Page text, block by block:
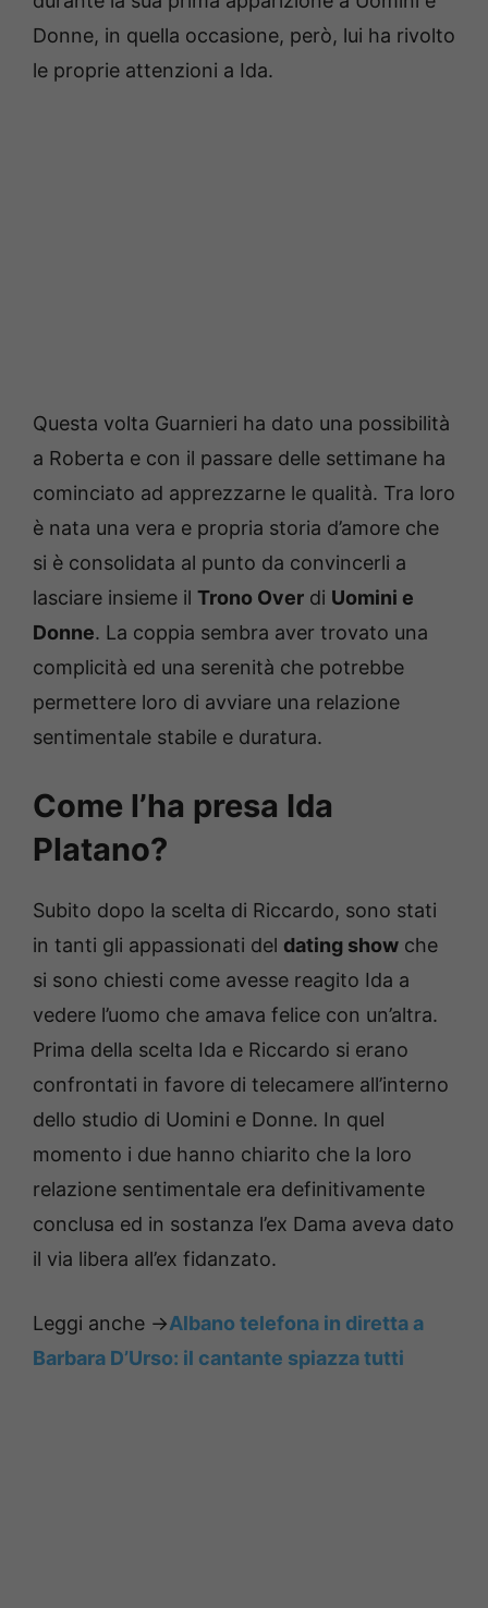
Donne, in quella occasione, però, lui ha rivolto
le proprie attenzioni a Ida.
Questa volta Guarnieri ha dato una possibilità
a Roberta e con il passare delle settimane ha
cominciato ad apprezzarne le qualità. Tra loro
è nata una vera e propria storia d’amore che
si è consolidata al punto da convincerli a
lasciare insieme il Trono Over di Uomini e
Donne. La coppia sembra aver trovato una
complicità ed una serenità che potrebbe
permettere loro di avviare una relazione
sentimentale stabile e duratura.
Come l’ha presa Ida
Platano?
Subito dopo la scelta di Riccardo, sono stati
in tanti gli appassionati del dating show che
si sono chiesti come avesse reagito Ida a
vedere l’uomo che amava felice con un’altra.
Prima della scelta Ida e Riccardo si erano
confrontati in favore di telecamere all’interno
dello studio di Uomini e Donne. In quel
momento i due hanno chiarito che la loro
relazione sentimentale era definitivamente
conclusa ed in sostanza l’ex Dama aveva dato
il via libera all’ex fidanzato.
Leggi anche ->Albano telefona in diretta a
Barbara D’Urso: il cantante spiazza tutti